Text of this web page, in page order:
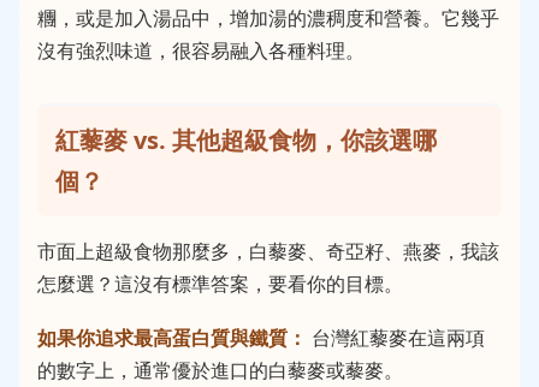
糰，或是加入湯品中，增加湯的濃稠度和營養。它幾乎
沒有強烈味道，很容易融入各種料理。
紅藜麥 vs. 其他超級食物，你該選哪
個？
市面上超級食物那麼多，白藜麥、奇亞籽、燕麥，我該
怎麼選？這沒有標準答案，要看你的目標。
如果你追求最高蛋白質與鐵質： 台灣紅藜麥在這兩項
的數字上，通常優於進口的白藜麥或藜麥。